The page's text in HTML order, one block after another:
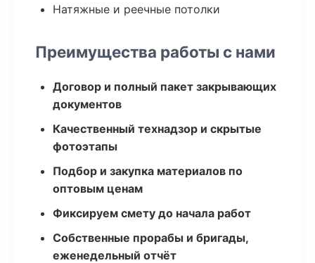
Натяжные и реечные потолки
Преимущества работы с нами
Договор и полный пакет закрывающих
документов
Качественный технадзор и скрытые
фотоэтапы
Подбор и закупка материалов по
оптовым ценам
Фиксируем смету до начала работ
Собственные прорабы и бригады,
еженедельный отчёт